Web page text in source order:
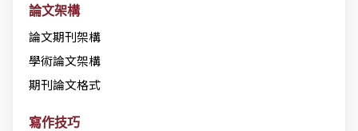
論文架構
論文期刊架構
學術論文架構
期刊論文格式
寫作技巧